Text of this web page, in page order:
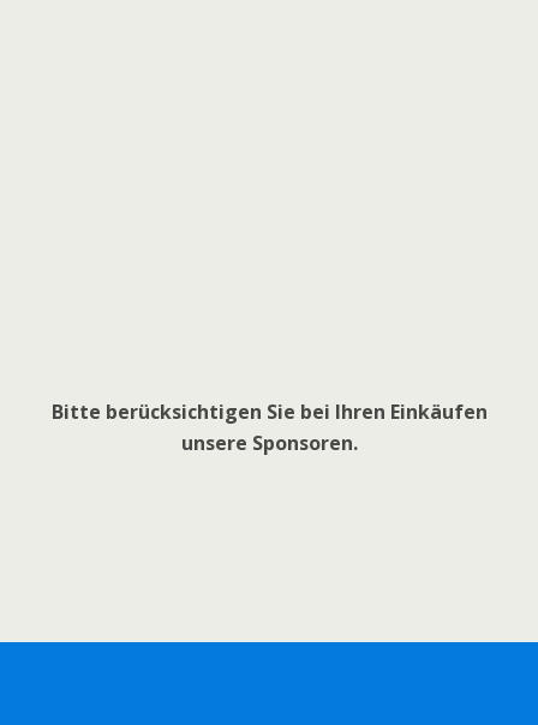
Bitte berücksichtigen Sie bei Ihren Einkäufen
unsere Sponsoren.